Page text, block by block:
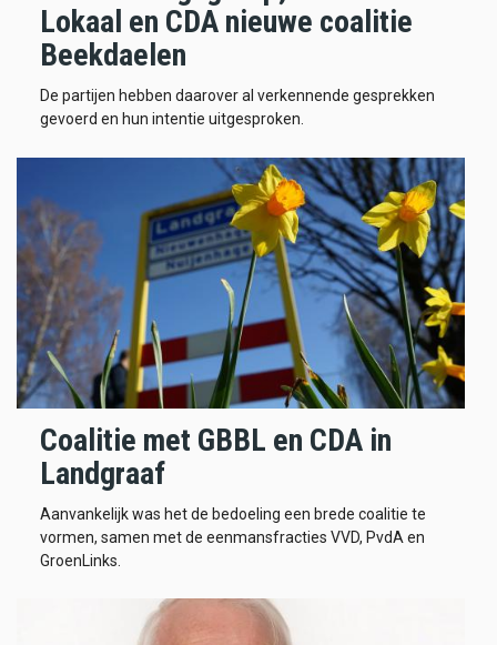
Lokaal en CDA nieuwe coalitie
Beekdaelen
De partijen hebben daarover al verkennende gesprekken
gevoerd en hun intentie uitgesproken.
Coalitie met GBBL en CDA in
Landgraaf
Aanvankelijk was het de bedoeling een brede coalitie te
vormen, samen met de eenmansfracties VVD, PvdA en
GroenLinks.